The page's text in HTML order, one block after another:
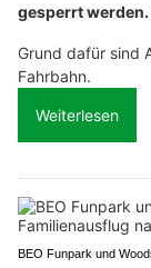
gesperrt werden.
Grund dafür sind
Fahrbahn.
Weiterlesen
BEO Funpark und